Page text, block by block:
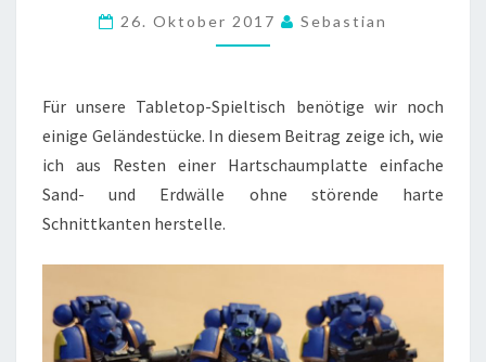
GELÄNDE
FÜR
26. Oktober 2017 Sebastian
Für unsere Tabletop-Spieltisch benötige wir noch
einige Geländestücke. In diesem Beitrag zeige ich, wie
ich aus Resten einer Hartschaumplatte einfache
Sand- und Erdwälle ohne störende harte
Schnittkanten herstelle.